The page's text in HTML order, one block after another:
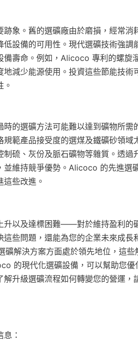
象。舊的選礦廠由於磨損，經常消
設備的可用性。現代選礦技術強調
備壽命。例如，Alicoco 專利的螺旋
減少能源使用。投資這些節能技術
的選礦方法可能難以達到礦物所需
範產品接受度的選煤及鐵礦砂領域
硫、灰份及脈石礦物等雜質。透過
並維持競爭優勢。Alicoco 的先進選
些改進。
以及達標困難——對於維持盈利的
些問題，還能為您的企業未來成長
解決方案方面處於領先地位，這些
的現代化選礦設備，可以幫助您優
升級選礦流程如何轉變您的營運，